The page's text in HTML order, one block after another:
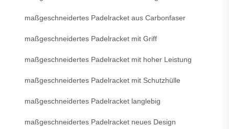
maßgeschneidertes Padelracket aus Carbonfaser
maßgeschneidertes Padelracket mit Griff
maßgeschneidertes Padelracket mit hoher Leistung
maßgeschneidertes Padelracket mit Schutzhülle
maßgeschneidertes Padelracket langlebig
maßgeschneidertes Padelracket neues Design